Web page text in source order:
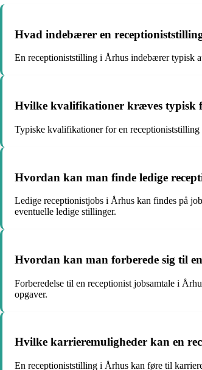
Hvad indebærer en
En receptioniststilling i Århus indebærer typisk
Hvilke kvalifikationer kræves typisk
Typiske kvalifikationer for en
Hvordan kan man finde ledige
Ledige receptionistjobs i Århus kan findes på
eventuelle ledige stillinger.
Hvordan kan man forberede sig til
Forberedelse til en receptionist jobsamtale i
opgaver.
Hvilke karrieremuligheder kan en
En receptioniststilling i Århus kan føre til